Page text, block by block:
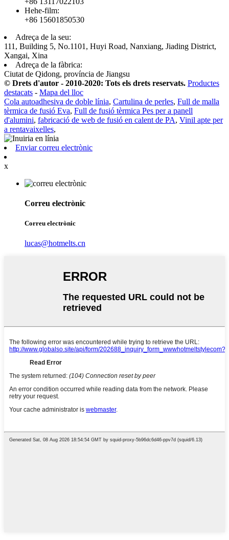
Hehe-film:
+86 15601850530
Adreça de la seu:
111, Building 5, No.1101, Huyi Road, Nanxiang, Jiading District,
Xangai, Xina
Adreça de la fàbrica:
Ciutat de Qidong, província de Jiangsu
© Drets d'autor - 2010-2020: Tots els drets reservats. Productes
destacats - Mapa del lloc
Cola autoadhesiva de doble línia, Cartulina de perles, Full de malla
tèrmica de fusió Eva, Full de fusió tèrmica Pes per a panell
d'alumini, fabricació de web de fusió en calent de PA, Vinil apte per
a rentavaixelles,
Enviar correu electrònic
x
Correu electrònic
Correu electrònic
lucas@hotmelts.cn